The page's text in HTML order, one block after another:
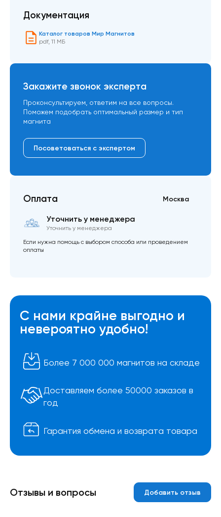
Документация
Каталог товаров Мир Магнитов
pdf, 11 МБ
Закажите звонок эксперта
Проконсультируем, ответим на все вопросы.
Поможем подобрать оптимальный размер и тип
магнита
Посоветоваться с экспертом
Оплата Москва
Уточнить у менеджера
Уточнить у менеджера
Если нужна помощь с выбором способа или проведением
оплаты
С нами крайне выгодно и
невероятно удобно!
Более 7 000 000 магнитов на складе
Доставляем более 50000 заказов в
год
Гарантия обмена и возврата товара
Отзывы и вопросы Добавить отзыв